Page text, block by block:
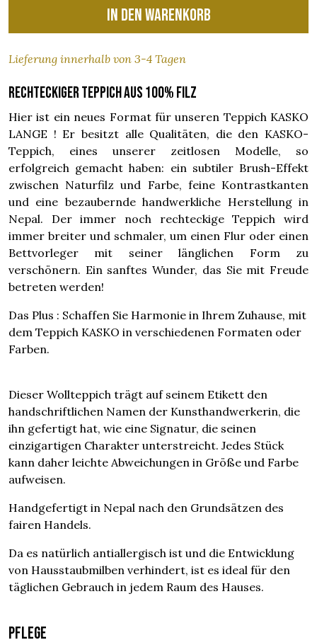
In den Warenkorb
Lieferung innerhalb von 3-4 Tagen
Rechteckiger Teppich aus 100% Filz
Hier ist ein neues Format für unseren Teppich KASKO
LANGE ! Er besitzt alle Qualitäten, die den KASKO-
Teppich, eines unserer zeitlosen Modelle, so
erfolgreich gemacht haben: ein subtiler Brush-Effekt
zwischen Naturfilz und Farbe, feine Kontrastkanten
und eine bezaubernde handwerkliche Herstellung in
Nepal. Der immer noch rechteckige Teppich wird
immer breiter und schmaler, um einen Flur oder einen
Bettvorleger mit seiner länglichen Form zu
verschönern. Ein sanftes Wunder, das Sie mit Freude
betreten werden!
Das Plus : Schaffen Sie Harmonie in Ihrem Zuhause, mit
dem Teppich KASKO in verschiedenen Formaten oder
Farben.
Dieser Wollteppich trägt auf seinem Etikett den
handschriftlichen Namen der Kunsthandwerkerin, die
ihn gefertigt hat, wie eine Signatur, die seinen
einzigartigen Charakter unterstreicht. Jedes Stück
kann daher leichte Abweichungen in Größe und Farbe
aufweisen.
Handgefertigt in Nepal nach den Grundsätzen des
fairen Handels.
Da es natürlich antiallergisch ist und die Entwicklung
von Hausstaubmilben verhindert, ist es ideal für den
täglichen Gebrauch in jedem Raum des Hauses.
Pflege